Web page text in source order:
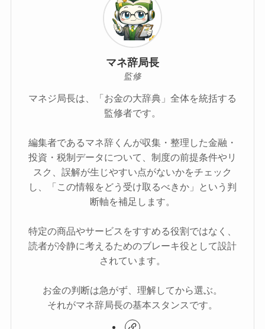
マネ辞局長
監修
マネジ局長は、「お金の大辞典」全体を統括する
監修者です。
編集者であるマネ辞くんが収集・整理した金融・
投資・税制データについて、制度の前提条件やリ
スク、誤解が生じやすい点がないかをチェック
し、「この情報をどう受け取るべきか」という判
断軸を補足します。
特定の商品やサービスをすすめる役割ではなく、
読者が冷静に考えるためのブレーキ役として設計
されています。
お金の判断は急がず、理解してから選ぶ。
それがマネ辞局長の基本スタンスです。